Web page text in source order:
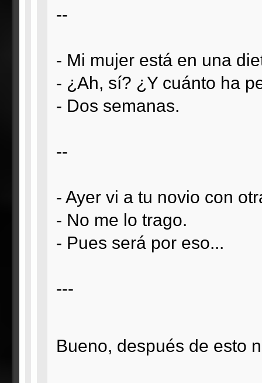
--
- Mi mujer está en una
- ¿Ah, sí? ¿Y cuánto ha
- Dos semanas.
--
- Ayer vi a tu novio con
- No me lo trago.
- Pues será por eso...
---
Bueno, después de esto